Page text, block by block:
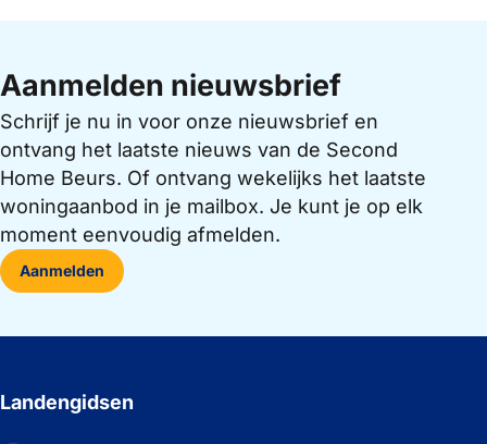
Aanmelden nieuwsbrief
Schrijf je nu in voor onze nieuwsbrief en
ontvang het laatste nieuws van de Second
Home Beurs. Of ontvang wekelijks het laatste
woningaanbod in je mailbox. Je kunt je op elk
moment eenvoudig afmelden.
Aanmelden
Landengidsen